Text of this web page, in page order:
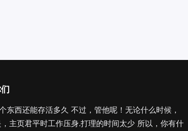
东西还能存活多久 不过，管他呢！无论什么时候，
主页君平时工作压身.打理的时间太少 所以，你有什